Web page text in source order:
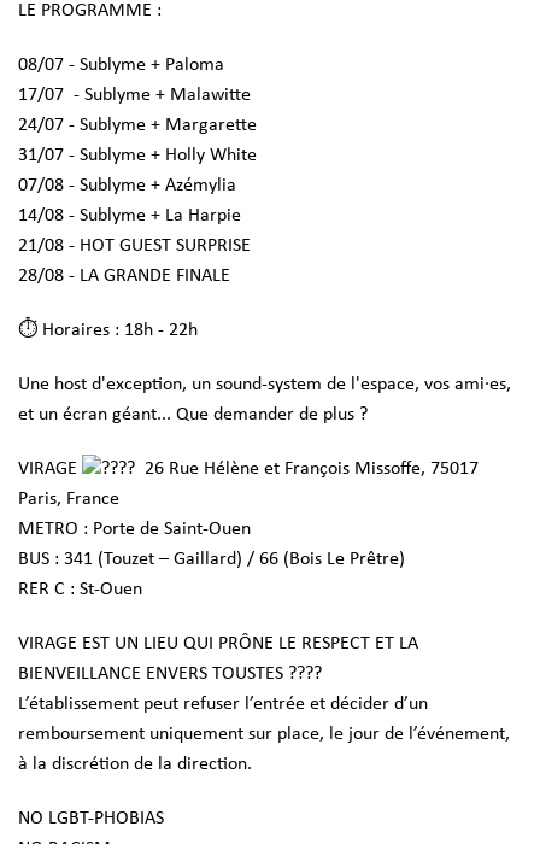
LE PROGRAMME :
08/07 - Sublyme + Paloma
17/07 - Sublyme + Malawitte
24/07 - Sublyme + Margarette
31/07 - Sublyme + Holly White
07/08 - Sublyme + Azémylia
14/08 - Sublyme + La Harpie
21/08 - HOT GUEST SURPRISE
28/08 - LA GRANDE FINALE
⏱️ Horaires : 18h - 22h
Une host d'exception, un sound-system de l'espace, vos ami·es,
et un écran géant... Que demander de plus ?
VIRAGE
26 Rue Hélène et François Missoffe, 75017
Paris, France
METRO : Porte de Saint-Ouen
BUS : 341 (Touzet – Gaillard) / 66 (Bois Le Prêtre)
RER C : St-Ouen
VIRAGE EST UN LIEU QUI PRÔNE LE RESPECT ET LA
BIENVEILLANCE ENVERS TOUSTES ????
L’établissement peut refuser l’entrée et décider d’un
remboursement uniquement sur place, le jour de l’événement,
à la discrétion de la direction.
NO LGBT-PHOBIAS